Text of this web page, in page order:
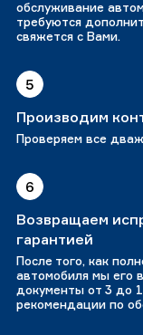
обслуживание
требуются
свяжется с Вами.
5
Производим
Проверяем все
6
Возвращаем
гарантией
После того, как
автомобиля мы его
документы от 3 до
рекомендации по